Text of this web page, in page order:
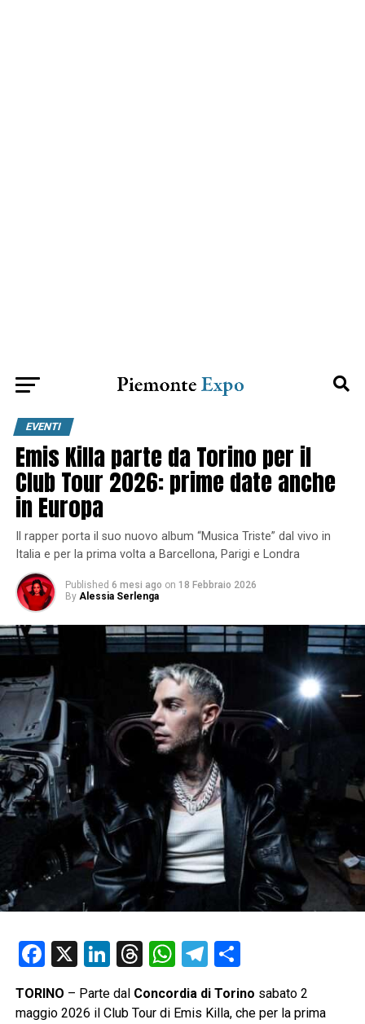
EVENTI
Emis Killa parte da Torino per il
Club Tour 2026: prime date anche
in Europa
Il rapper porta il suo nuovo album “Musica Triste” dal vivo in
Italia e per la prima volta a Barcellona, Parigi e Londra
Published 6 mesi ago on 18 Febbraio 2026
By Alessia Serlenga
Facebook
X LinkedIn
Threads
WhatsApp
Telegram
Condividi
TORINO – Parte dal Concordia di Torino sabato 2
maggio 2026 il Club Tour di Emis Killa, che per la prima